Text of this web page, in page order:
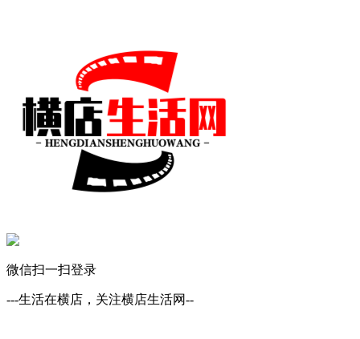
微信扫一扫登录
---生活在横店，关注横店生活网--